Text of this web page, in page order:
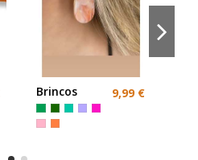
Brincos
Laranja ou
Cores
9,99 €